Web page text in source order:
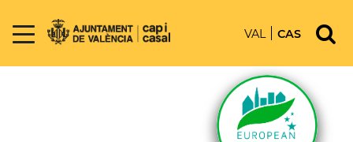
VAL CAS